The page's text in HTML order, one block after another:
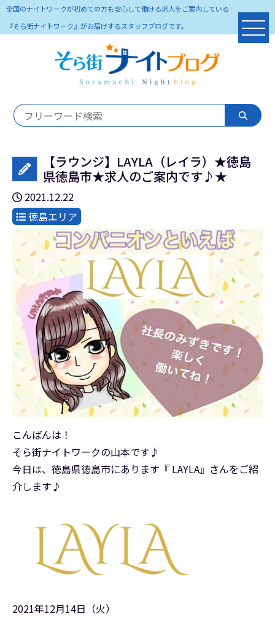
全国のナイトワークが初めての方も安心して働ける求人をご案内している
『そら街ナイトワーク』がお届けするスタッフブログです。
【ラウンジ】LAYLA（レイラ）★徳島
県徳島市★求人のご案内です♪★
2021.12.22
徳島エリア
こんばんは！
そら街ナイトワークの山本です♪
今日は、徳島県徳島市にあります『 LAYLA』さんをご紹
介します♪
2021年12月14日（火）